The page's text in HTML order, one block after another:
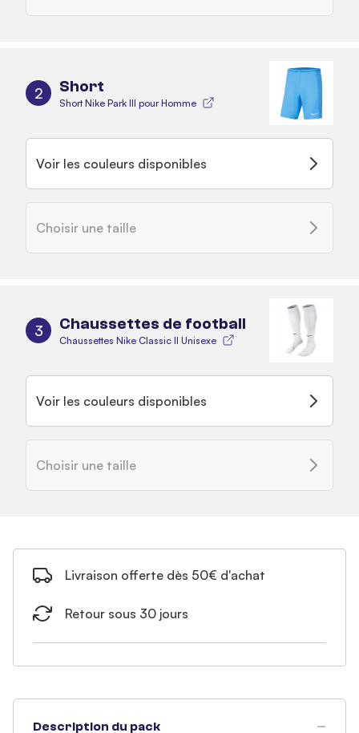
2 Short
Short Nike Park III pour Homme
Voir les couleurs disponibles
Choisir une taille
3 Chaussettes de football
Chaussettes Nike Classic II Unisexe
Voir les couleurs disponibles
Choisir une taille
Livraison offerte dès 50€ d'achat
Retour sous 30 jours
Description du pack